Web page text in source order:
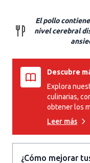
El pollo
nivel cerebral
Descubre
Explora
culinarias,
obtener los
Leer más
¿Cómo mejorar